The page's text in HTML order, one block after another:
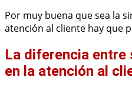
Por muy buena que sea la
atención al cliente hay que
La diferencia
en la atención al